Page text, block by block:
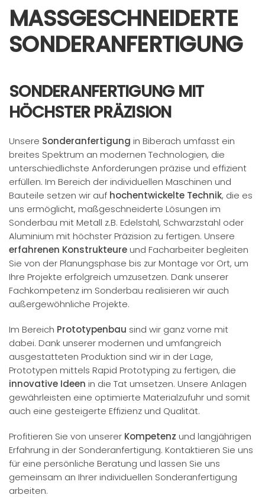
MASSGESCHNEIDERTE S
ONDERANFERTIGUNG
SONDERANFERTIGUNG MIT
HÖCHSTER PRÄZISION
Unsere Sonderanfertigung in Biberach umfasst ein
breites Spektrum an modernen Technologien, die
unterschiedlichste Anforderungen präzise und effizient
erfüllen. Im Bereich der individuellen Maschinen und
Bauteile setzen wir auf hochentwickelte Technik, die es
uns ermöglicht, maßgeschneiderte Lösungen im
Sonderbau mit Metall z.B. Edelstahl, Schwarzstahl oder
Aluminium mit höchster Präzision zu fertigen. Unsere
erfahrenen Konstrukteureund Facharbeiter begleiten
Sie von der Planungsphase bis zur Montage vor Ort, um
Ihre Projekte erfolgreich umzusetzen. Dank unserer
Fachkompetenz im Sonderbau realisieren wir auch
außergewöhnliche Projekte.
Im Bereich Prototypenbau sind wir ganz vorne mit
dabei. Dank unserer modernen und umfangreich
ausgestatteten Produktion sind wir in der Lage,
Prototypen mittels Rapid Prototyping zu fertigen, die
innovative Ideen in die Tat umsetzen. Unsere Anlagen
gewährleisten eine optimierte Materialzufuhr und somit
auch eine gesteigerte Effizienz und Qualität.
Profitieren Sie von unserer Kompetenz und langjährigen
Erfahrung in der Sonderanfertigung. Kontaktieren Sie uns
für eine persönliche Beratung und lassen Sie uns
gemeinsam an Ihrer individuellen Sonderanfertigung
arbeiten.